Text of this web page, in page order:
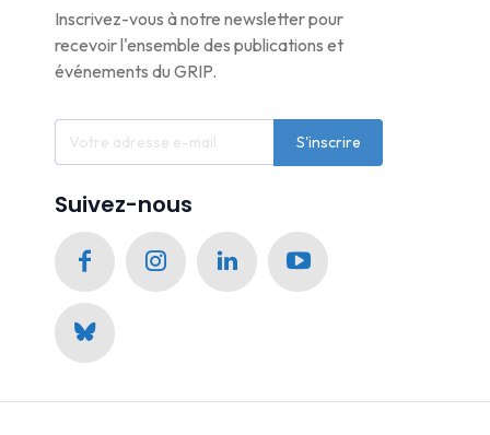
Inscrivez-vous à notre newsletter pour
recevoir l'ensemble des publications et
événements du GRIP.
S'inscrire
Suivez-nous